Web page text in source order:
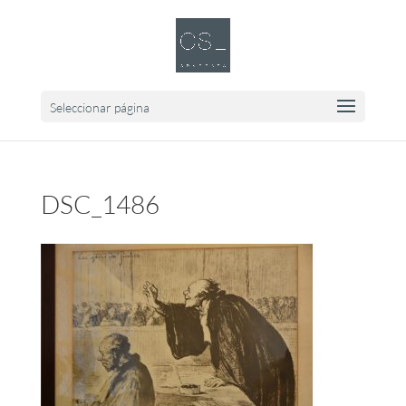
Seleccionar página
DSC_1486